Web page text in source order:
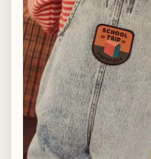
De in hoogte verstelbare
veiligheid en comfort terwijl je
tienerjaren nadert. Flexibele
ruimte wanneer dat nodig is.
Alle kleuren zijn te verkrijgen
comfort als de plus uitvoering.
Aantal